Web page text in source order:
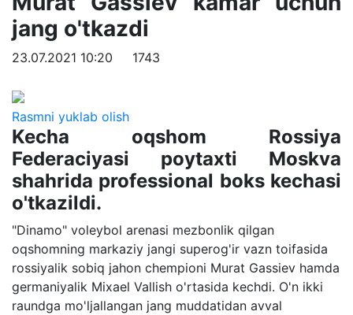
jang o'tkazdi
23.07.2021 10:20 1743
Rasmni yuklab olish
Kecha oqshom Rossiya
Federaciyasi poytaxti Moskva
shahrida professional boks kechasi
o'tkazildi.
"Dinamo" voleybol arenasi mezbonlik qilgan
oqshomning markaziy jangi superog'ir vazn toifasida
rossiyalik sobiq jahon chempioni Murat Gassiev hamda
germaniyalik Mixael Vallish o'rtasida kechdi. O'n ikki
raundga mo'ljallangan jang muddatidan avval